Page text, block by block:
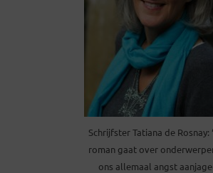
Schrijfster Tatiana de Rosnay:
roman gaat over
ons allemaal angst